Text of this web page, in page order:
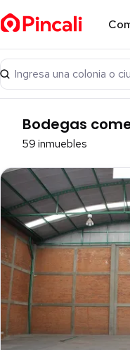
Ingresa una colonia o
Bodegas
59 inmuebles